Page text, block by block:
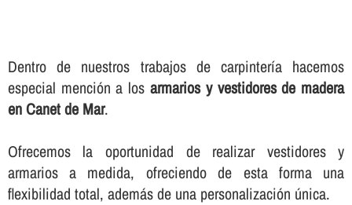
Dentro de nuestros trabajos de carpinterí­a hacemos
especial mención a los armarios y vestidores de madera
en Canet de Mar.
Ofrecemos la oportunidad de realizar vestidores y
armarios a medida, ofreciendo de esta forma una
flexibilidad total, además de una personalización única.